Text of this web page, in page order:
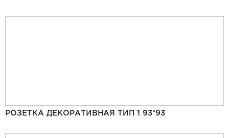
РОЗЕТКА ДЕКОРАТИВНАЯ ТИП 1 93*93